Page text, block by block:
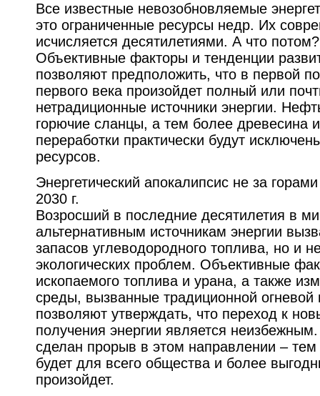
Все известные невозобновляемые
это ограниченные ресурсы недр. Их
исчисляется десятилетиями. А что потом?
Объективные факторы и тенденции
позволяют предположить, что в первой
первого века произойдет полный или
нетрадиционные источники энергии.
горючие сланцы, а тем более древесина
переработки практически будут
ресурсов.
Энергетический апокалипсис не за
2030 г.
Возросший в последние десятилетия в
альтернативным источникам энергии
запасов углеводородного топлива, но и
экологических проблем. Объективные
ископаемого топлива и урана, а также
среды, вызванные традиционной огневой
позволяют утверждать, что переход к
получения энергии является
сделан прорыв в этом направлении –
будет для всего общества и более
произойдет.